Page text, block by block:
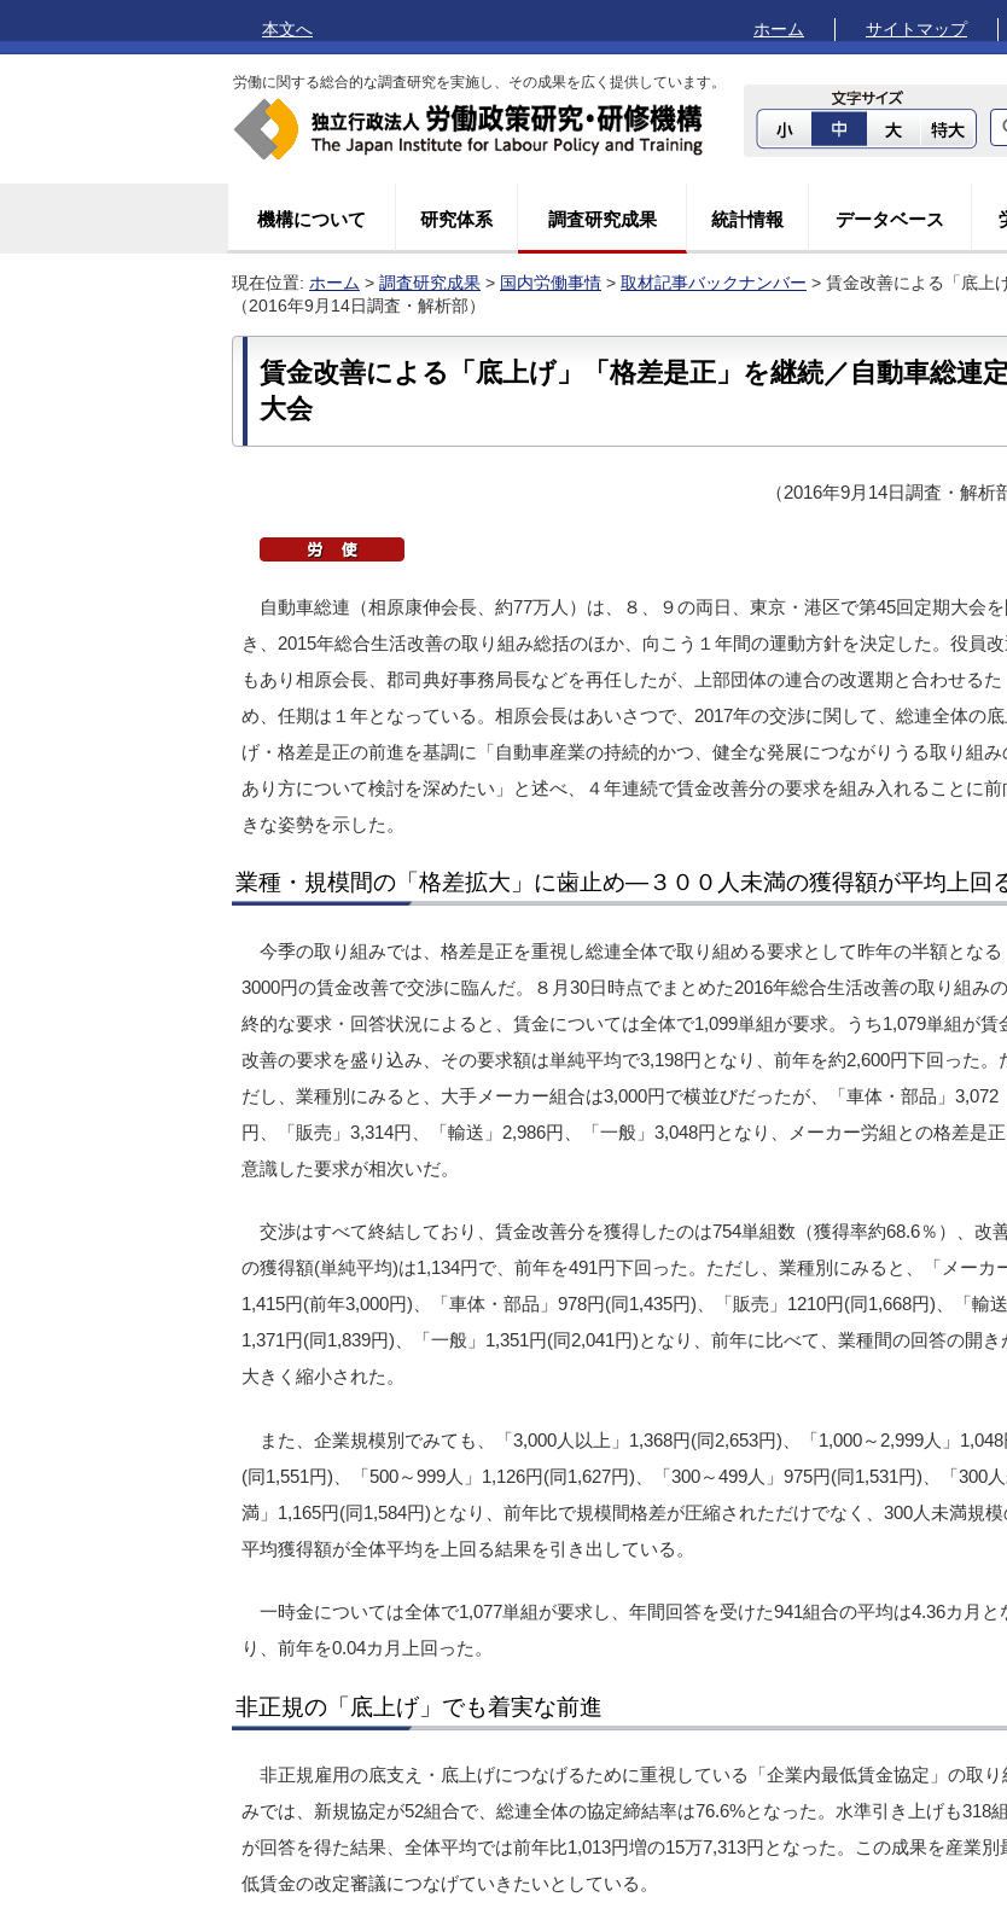
本文へ ホーム サイトマップ
労働に関する総合的な調査研究を実施し、その成果を広く提供しています。
機構について 研究体系 調査研究成果 統計情報 データベース
現在位置: ホーム > 調査研究成果 > 国内労働事情 > 取材記事バックナンバー > 賃金改善による「底上
（2016年9月14日調査・解析部）
賃金改善による「底上げ」「格差是正」を継続／自動車総連
大会
（2016年9月14日調査・解析
自動車総連（相原康伸会長、約77万人）は、８、９の両日、東京・港区で第45回定期大会を
き、2015年総合生活改善の取り組み総括のほか、向こう１年間の運動方針を決定した。役員改
もあり相原会長、郡司典好事務局長などを再任したが、上部団体の連合の改選期と合わせるた
め、任期は１年となっている。相原会長はあいさつで、2017年の交渉に関して、総連全体の底
げ・格差是正の前進を基調に「自動車産業の持続的かつ、健全な発展につながりうる取り組み
あり方について検討を深めたい」と述べ、４年連続で賃金改善分の要求を組み入れることに前
きな姿勢を示した。
業種・規模間の「格差拡大」に歯止め―３００人未満の獲得額が平均上回
今季の取り組みでは、格差是正を重視し総連全体で取り組める要求として昨年の半額となる
3000円の賃金改善で交渉に臨んだ。８月30日時点でまとめた2016年総合生活改善の取り組み
終的な要求・回答状況によると、賃金については全体で1,099単組が要求。うち1,079単組が賃
改善の要求を盛り込み、その要求額は単純平均で3,198円となり、前年を約2,600円下回った。
だし、業種別にみると、大手メーカー組合は3,000円で横並びだったが、「車体・部品」3,072
円、「販売」3,314円、「輸送」2,986円、「一般」3,048円となり、メーカー労組との格差是
意識した要求が相次いだ。
交渉はすべて終結しており、賃金改善分を獲得したのは754単組数（獲得率約68.6％）、改
の獲得額(単純平均)は1,134円で、前年を491円下回った。ただし、業種別にみると、「メーカ
1,415円(前年3,000円)、「車体・部品」978円(同1,435円)、「販売」1210円(同1,668円)、「輸送
1,371円(同1,839円)、「一般」1,351円(同2,041円)となり、前年に比べて、業種間の回答の開き
大きく縮小された。
また、企業規模別でみても、「3,000人以上」1,368円(同2,653円)、「1,000～2,999人」1,048
(同1,551円)、「500～999人」1,126円(同1,627円)、「300～499人」975円(同1,531円)、「300
満」1,165円(同1,584円)となり、前年比で規模間格差が圧縮されただけでなく、300人未満規模
平均獲得額が全体平均を上回る結果を引き出している。
一時金については全体で1,077単組が要求し、年間回答を受けた941組合の平均は4.36カ月と
り、前年を0.04カ月上回った。
非正規の「底上げ」でも着実な前進
非正規雇用の底支え・底上げにつなげるために重視している「企業内最低賃金協定」の取り
みでは、新規協定が52組合で、総連全体の協定締結率は76.6%となった。水準引き上げも318
が回答を得た結果、全体平均では前年比1,013円増の15万7,313円となった。この成果を産業別
低賃金の改定審議につなげていきたいとしている。